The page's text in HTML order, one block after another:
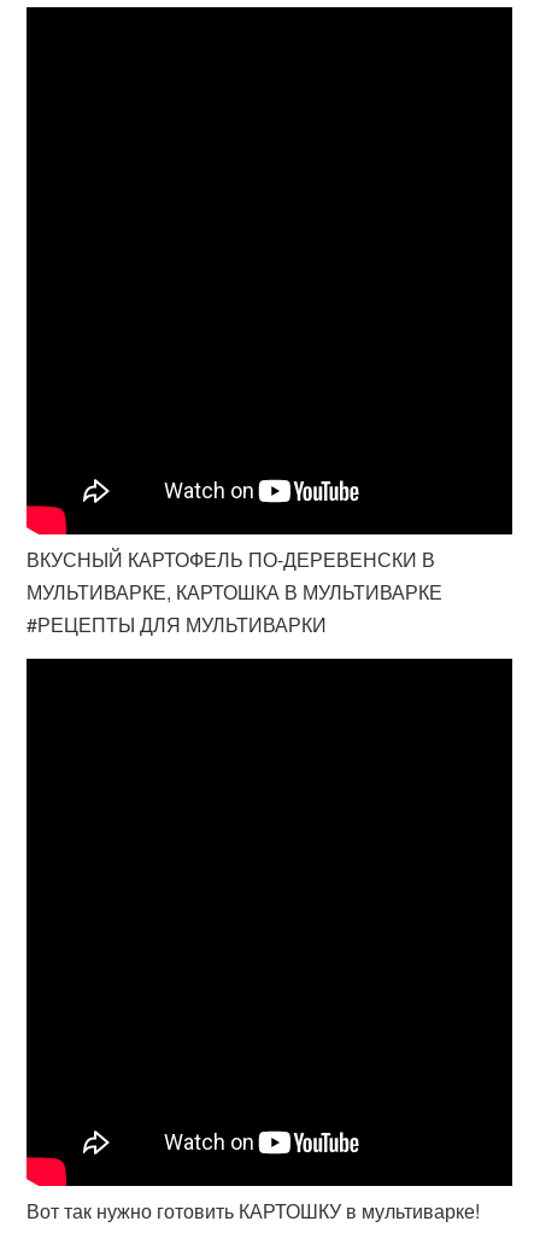
ВКУСНЫЙ КАРТОФЕЛЬ ПО-ДЕРЕВЕНСКИ В
МУЛЬТИВАРКЕ, КАРТОШКА В МУЛЬТИВАРКЕ
#РЕЦЕПТЫ ДЛЯ МУЛЬТИВАРКИ
Вот так нужно готовить КАРТОШКУ в мультиварке!